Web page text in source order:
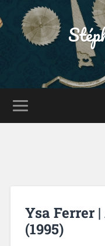
Ysa Ferrer
(1995)